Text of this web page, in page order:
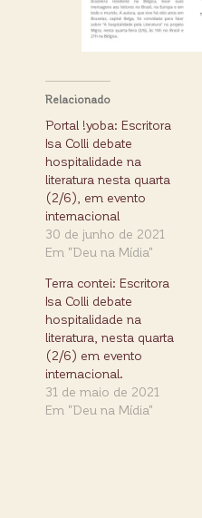
Relacionado
Portal !yoba: Escritora
Isa Colli debate
hospitalidade na
literatura nesta quarta
(2/6), em evento
internacional
30 de junho de 2021
Em "Deu na Mídia"
Terra contei: Escritora
Isa Colli debate
hospitalidade na
literatura, nesta quarta
(2/6) em evento
internacional.
31 de maio de 2021
Em "Deu na Mídia"